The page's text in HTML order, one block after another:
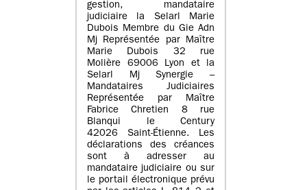
gestion, mandataire
judiciaire la Selarl Marie
Dubois Membre du Gie Adn
Mj Représentée par Maître
Marie Dubois 32 rue
Molière 69006 Lyon et la
Selarl Mj Synergie –
Mandataires Judiciaires
Représentée par Maître
Fabrice Chretien 8 rue
Blanqui le Century
42026 Saint-Étienne. Les
déclarations des créances
sont à adresser au
mandataire judiciaire ou sur
le portail électronique prévu